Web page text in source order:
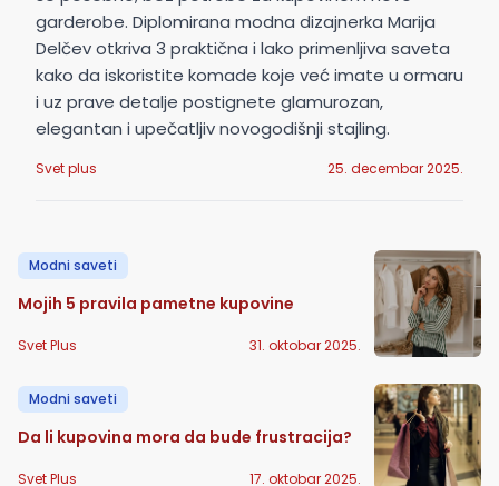
garderobe. Diplomirana modna dizajnerka Marija
Delčev otkriva 3 praktična i lako primenljiva saveta
kako da iskoristite komade koje već imate u ormaru
i uz prave detalje postignete glamurozan,
elegantan i upečatljiv novogodišnji stajling.
Svet plus 25. decembar 2025.
Modni saveti
Mojih 5 pravila pametne kupovine
Svet Plus 31. oktobar 2025.
Modni saveti
Da li kupovina mora da bude frustracija?
Svet Plus 17. oktobar 2025.